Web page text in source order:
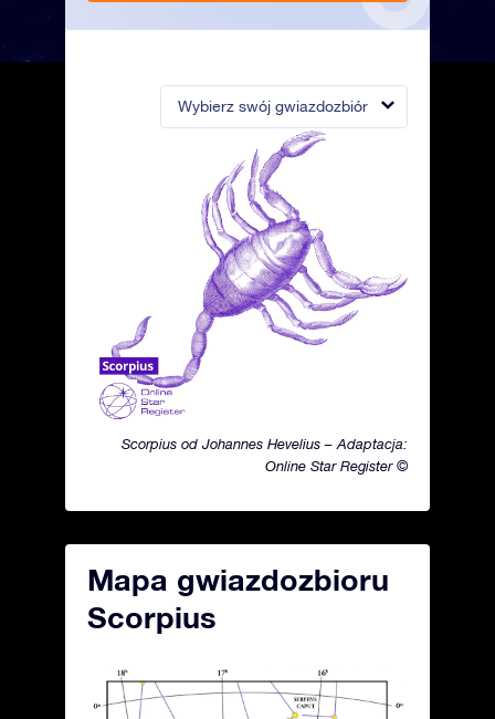
Wybierz swój gwiazdozbiór
Scorpius od Johannes Hevelius – Adaptacja:
Online Star Register ©
Mapa gwiazdozbioru
Scorpius